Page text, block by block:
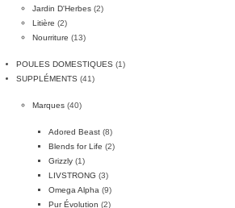
Jardin D'Herbes (2)
Litière (2)
Nourriture (13)
POULES DOMESTIQUES (1)
SUPPLÉMENTS (41)
Marques (40)
Adored Beast (8)
Blends for Life (2)
Grizzly (1)
LIVSTRONG (3)
Omega Alpha (9)
Pur Évolution (2)